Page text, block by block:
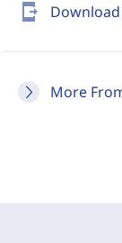
send_to_mobile
More